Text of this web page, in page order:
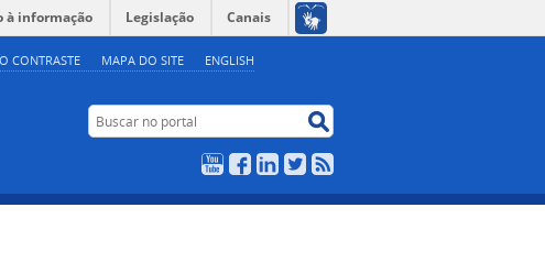
CONTRASTE MAPA DO SITE ENGLISH
à informação Legislação Canais
Buscar no portal
YouTubeFacebookLinkedIn
Twitter